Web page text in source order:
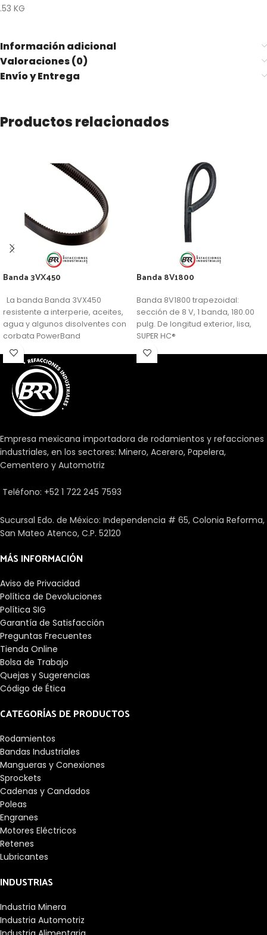
.53 KG
Información adicional
Valoraciones (0)
Envío y Entrega
Productos relacionados
Banda 3VX450
La banda Banda 3VX450
resistente a interperie, aceites,
agua y algunos disolventes con
corbata PowerBand
Banda 8V1800
Banda 8V1800 trapezoidal:
sección de 8 V, 1 banda, 180.00
pulg. De longitud exterior, lisa,
SUPER HC®
Empresa mexicana importadora de rodamientos y refacciones
industriales, en los sectores: Minero, Acerero, Papelera,
Cementero y Automotriz
Teléfono: +52 1 722 245 7593
Sucursal Edo. de México: Independencia # 65, Colonia Reforma,
San Mateo Atenco, C.P. 52120
MÁS INFORMACIÓN
Aviso de Privacidad
Política de Devoluciones
Política SIG
Garantía de Satisfacción
Preguntas Frecuentes
Tienda Online
Bolsa de Trabajo
Quejas y Sugerencias
Código de Ética
CATEGORÍAS DE PRODUCTOS
Rodamientos
Bandas Industriales
Mangueras y Conexiones
Sprockets
Cadenas y Candados
Poleas
Engranes
Motores Eléctricos
Retenes
Lubricantes
INDUSTRIAS
Industria Minera
Industria Automotriz